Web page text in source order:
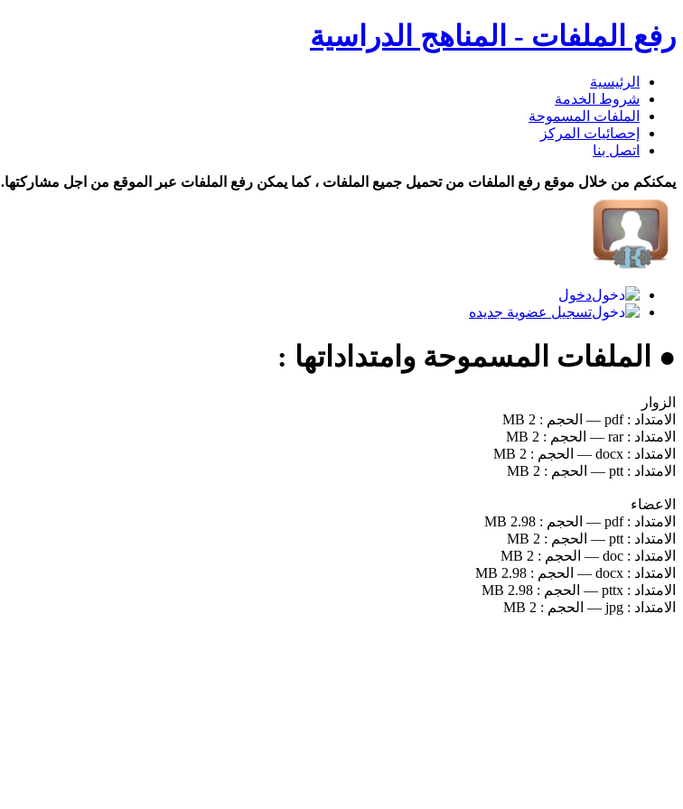
رفع الملفات - المناهج الدراسية
الرئيسية
شروط الخدمة
الملفات المسموحة
إحصائيات المركز
اتصل بنا
يمكنكم من خلال موقع رفع الملفات من تحميل جميع الملفات ، كما يمكن رفع الملفات عبر الموقع من اجل مشاركتها.
دخول
تسجيل عضوية جديده
● الملفات المسموحة وامتداداتها :
الزوار
الامتداد :pdf
— الحجم : 2 MB
الامتداد :rar
— الحجم : 2 MB
الامتداد : docx
— الحجم : 2 MB
الامتداد : ptt
— الحجم : 2 MB
الاعضاء
الامتداد :pdf
— الحجم : 2.98 MB
الامتداد : ptt
— الحجم : 2 MB
الامتداد : doc
— الحجم : 2 MB
الامتداد : docx
— الحجم : 2.98 MB
الامتداد : pttx
— الحجم : 2.98 MB
الامتداد : jpg
— الحجم : 2 MB